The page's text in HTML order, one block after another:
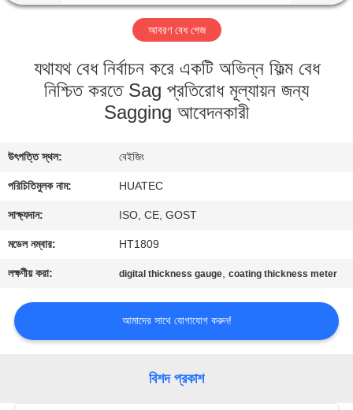
কারখানা
যোগাযোগ
করুন
উদ্ধৃতির
জন্য
আবেদন
সাইট
আবরণ বেধ গেজ
যথাযথ বেধ নির্বাচন করে একটি অভিন্ন ফিল্ম বেধ
নিশ্চিত করতে Sag প্রতিরোধ মূল্যায়ন জন্য
Sagging আবেদনকারী
উৎপত্তি স্থল: বেইজিং
পরিচিতিমুলক নাম: HUATEC
সাক্ষ্যদান: ISO, CE, GOST
মডেল নম্বার: HT1809
লক্ষণীয় করা: digital thickness gauge,coating thickness meter
আমাদের সাথে যোগাযোগ করুন!
বিশদ প্রকাশ